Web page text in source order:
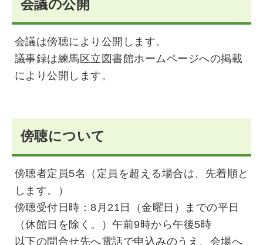
会議の公開
会議は傍聴により公開します。
議事録は練馬区立図書館ホームページへの掲載
により公開します。
傍聴について
傍聴者定員5名（定員を超える場合は、先着順と
します。）
傍聴受付日時：8月21日（金曜日）までの平日
（休館日を除く。）午前9時から午後5時
以下の問合せ先へ電話で申込みのうえ、会場へ